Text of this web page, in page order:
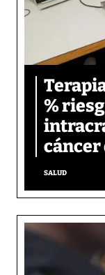
%
cáncer
SALUD